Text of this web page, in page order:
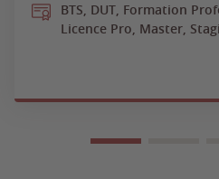
BTS, DUT, Formation
Licence Pro, Master,